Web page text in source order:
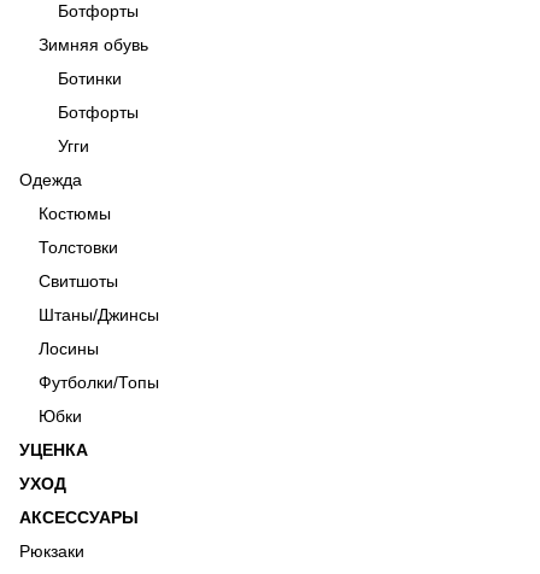
Ботфорты
Зимняя обувь
Ботинки
Ботфорты
Угги
Одежда
Костюмы
Толстовки
Свитшоты
Штаны/Джинсы
Лосины
Футболки/Топы
Юбки
УЦЕНКА
УХОД
АКСЕССУАРЫ
Рюкзаки